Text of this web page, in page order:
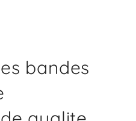
bandes